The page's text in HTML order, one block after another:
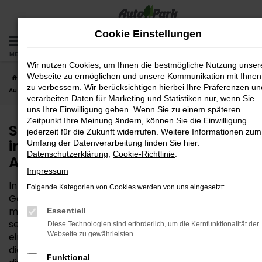
Zum
springen
MENÜ
Startseite Bad Aibling Seat
Seat Tageszulassung – intelligenter
Autokauf für Bad Aibling
Seat Tageszulassung –
intelligenter Autokauf für Bad
Aibling
In der Qualität ein Neuwagen, im Preis ein
Gebrauchter – das leistet eine Seat Tageszulassung,
mit der Sie besonders clever unterwegs sind. Wer bei
seiner Mobilität in Bad Aibling keinen Kompromiss
eingehen, aber trotzdem sparen möchte, trifft hier
die bestmögliche Wahl. Die AutoPark GmbH bietet
Cookie Einstellungen
Wir nutzen Cookies, um Ihnen die bestmögliche Nutzung
Webseite zu ermöglichen und unsere Kommunikation mit Ihnen
zu verbessern. Wir berücksichtigen hierbei Ihre Präferenzen
verarbeiten Daten für Marketing und Statistiken nur, wenn Sie
uns Ihre Einwilligung geben. Wenn Sie zu einem späteren
Zeitpunkt Ihre Meinung ändern, können Sie die Einwilligung
jederzeit für die Zukunft widerrufen. Weitere Informationen zum
Umfang der Datenverarbeitung finden Sie hier:
Datenschutzerklärung Cookie-Richtlinie
Impressum
Folgende Kategorien von Cookies werden von uns eingesetzt:
Essentiell
Diese Technologien sind erforderlich, um die Kernfunktionalität der
Webseite zu gewährleisten.
Funktional